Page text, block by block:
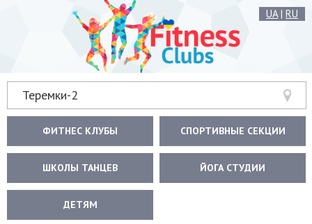
UA| RU
Теремки-2
ФИТНЕС КЛУБЫ СПОРТИВНЫЕ СЕКЦИИ
ШКОЛЫ ТАНЦЕВ ЙОГА СТУДИИ
ДЕТЯМ